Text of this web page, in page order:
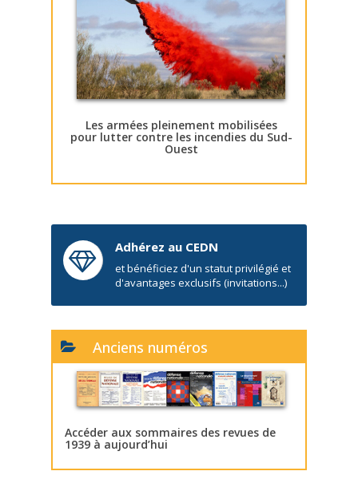
Les armées pleinement mobilisées
pour lutter contre les incendies du Sud-
Ouest
Adhérez au CEDN
et bénéficiez d'un statut privilégié et
d'avantages exclusifs (invitations...)
Anciens numéros
Accéder aux sommaires des revues de
1939 à aujourd’hui